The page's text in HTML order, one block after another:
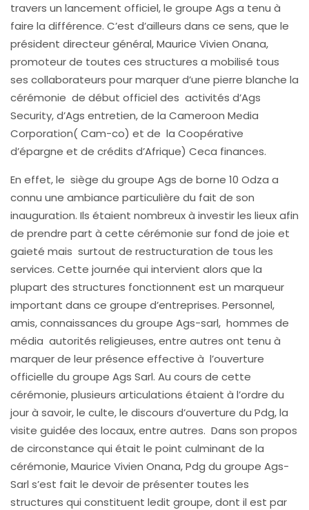
travers un lancement officiel, le groupe Ags a tenu à
faire la différence. C’est d’ailleurs dans ce sens, que le
président directeur général, Maurice Vivien Onana,
promoteur de toutes ces structures a mobilisé tous
ses collaborateurs pour marquer d’une pierre blanche la
cérémonie de début officiel des activités d’Ags
Security, d’Ags entretien, de la Cameroon Media
Corporation( Cam-co) et de la Coopérative
d’épargne et de crédits d’Afrique) Ceca finances.
En effet, le siège du groupe Ags de borne 10 Odza a
connu une ambiance particulière du fait de son
inauguration. Ils étaient nombreux à investir les lieux afin
de prendre part à cette cérémonie sur fond de joie et
gaieté mais surtout de restructuration de tous les
services. Cette journée qui intervient alors que la
plupart des structures fonctionnent est un marqueur
important dans ce groupe d’entreprises. Personnel,
amis, connaissances du groupe Ags-sarl, hommes de
média autorités religieuses, entre autres ont tenu à
marquer de leur présence effective à l’ouverture
officielle du groupe Ags Sarl. Au cours de cette
cérémonie, plusieurs articulations étaient à l’ordre du
jour à savoir, le culte, le discours d’ouverture du Pdg, la
visite guidée des locaux, entre autres. Dans son propos
de circonstance qui était le point culminant de la
cérémonie, Maurice Vivien Onana, Pdg du groupe Ags-
Sarl s’est fait le devoir de présenter toutes les
structures qui constituent ledit groupe, dont il est par